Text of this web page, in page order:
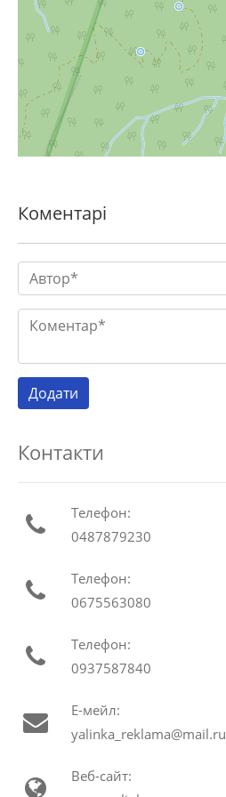
Коментарі
Контакти
Телефон:
0487879230
Телефон:
0675563080
Телефон:
0937587840
Е-мейл:
yalinka_reklama@mail.ru
Веб-сайт: